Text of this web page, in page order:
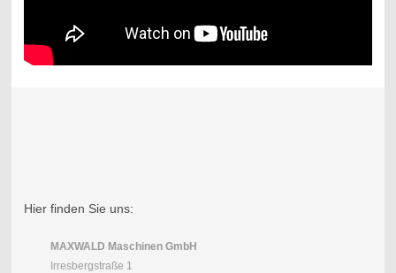
Hier finden Sie uns:
MAXWALD Maschinen GmbH
Irresbergstraße 1